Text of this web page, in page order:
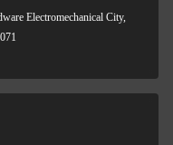
Electromechanical City,